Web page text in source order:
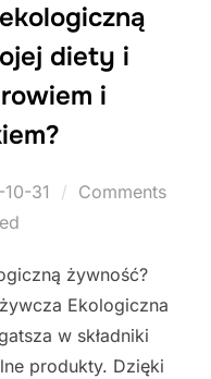
diety i
i
31
Comments
żywność?
Ekologiczna
w składniki
produkty. Dzięki